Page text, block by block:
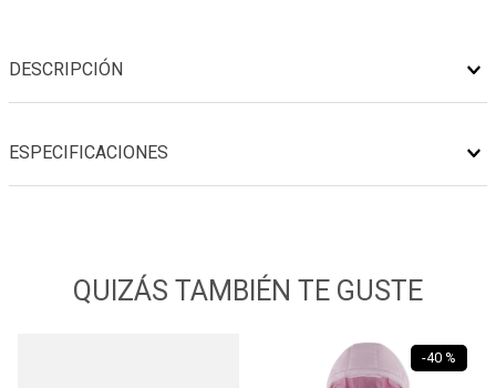
DESCRIPCIÓN
ESPECIFICACIONES
QUIZÁS TAMBIÉN TE GUSTE
-40 %